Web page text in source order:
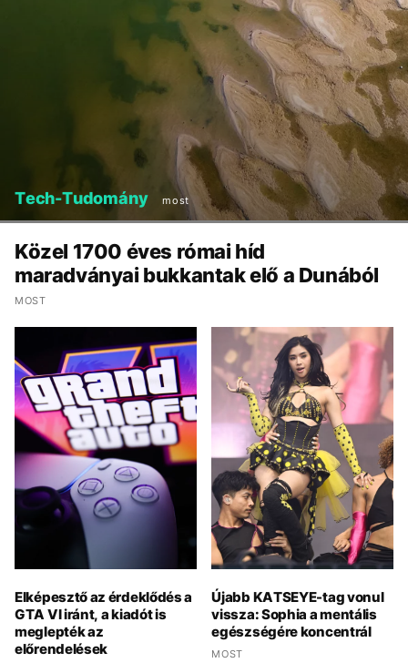
Tech-Tudomány most
Közel 1700 éves római híd
maradványai bukkantak elő a Dunából
MOST
Elképesztő az érdeklődés a
GTA VI iránt, a kiadót is
meglepték az
előrendelések
Újabb KATSEYE-tag vonul
vissza: Sophia a mentális
egészségére koncentrál
MOST